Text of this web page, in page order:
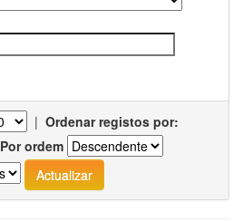
| Ordenar registos por:
Por ordem